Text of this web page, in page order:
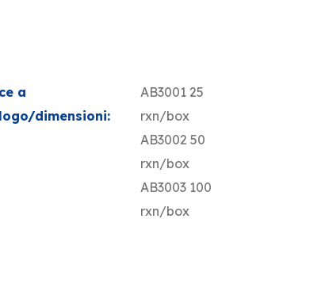
a
dimensioni:
AB3001 25
rxn/box
AB3002 50
rxn/box
AB3003 100
rxn/box